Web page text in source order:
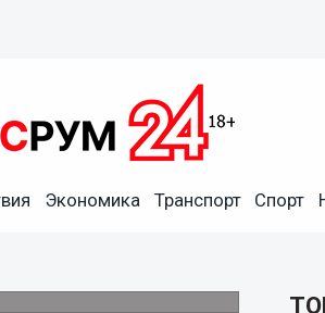
Экономика Транспорт Спорт
со